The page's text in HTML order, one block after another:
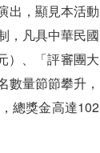
出，顯見本活動
，凡具中華民國
）、「評審團大
量節節攀升，
總獎金高達102